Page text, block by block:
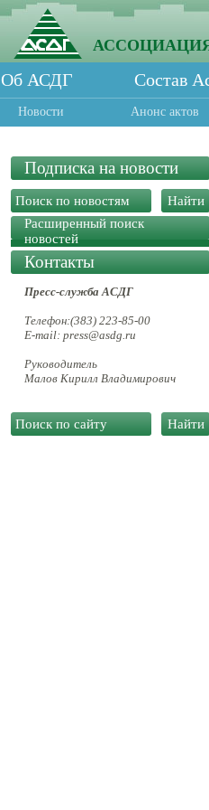
Об АСДГ Состав
Новости Анонс актов
Подписка на новости
Расширенный поиск
новостей
Контакты
Пресс-служба АСДГ
Телефон:(383) 223-85-00
E-mail: press@asdg.ru
Руководитель
Малов Кирилл Владимирович